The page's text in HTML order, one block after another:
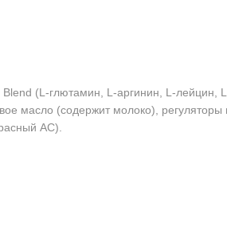
(L-глютамин, L-аргинин, L-лейцин,
масло (содержит молоко), регуляторы
AC).